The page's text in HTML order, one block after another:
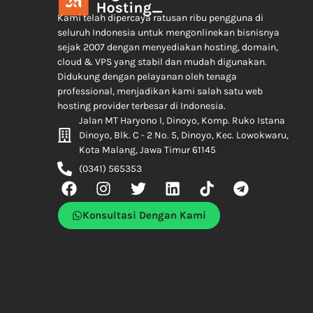
Kami telah dipercaya ratusan ribu pengguna di
seluruh Indonesia untuk mengonlinekan bisnisnya
sejak 2007 dengan menyediakan hosting, domain,
cloud & VPS yang stabil dan mudah digunakan.
Didukung dengan pelayanan oleh tenaga
professional, menjadikan kami salah satu web
hosting provider terbesar di Indonesia.
Jalan MT Haryono I, Dinoyo, Komp. Ruko Istana
Dinoyo, Blk. C - 2 No. 5, Dinoyo, Kec. Lowokwaru,
Kota Malang, Jawa Timur 61145
(0341) 565353
Konsultasi Dengan Kami